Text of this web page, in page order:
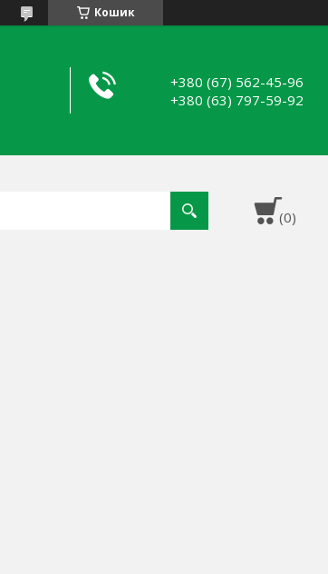
Кошик
+380 (67) 562-45-96
+380 (63) 797-59-92